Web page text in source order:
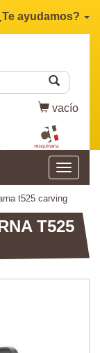
ayudamos?
vacío
t525 carving
T525